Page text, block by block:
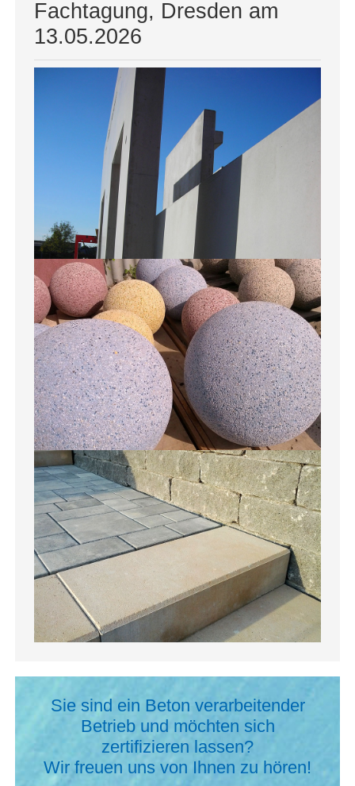
Fachtagung, Dresden am
13.05.2026
Sie sind ein Beton verarbeitender
Betrieb und möchten sich
zertifizieren lassen?
Wir freuen uns von Ihnen zu hören!